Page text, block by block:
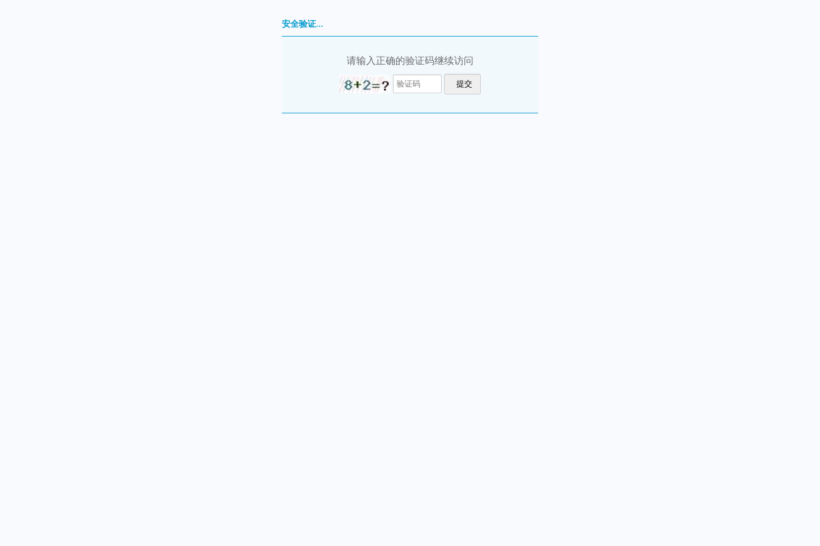
安全验证...
请输入正确的验证码继续访问